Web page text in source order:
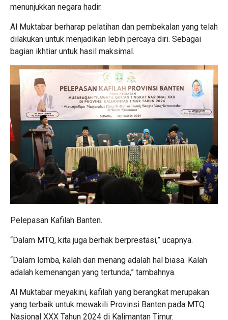
menunjukkan negara hadir.
Al Muktabar berharap pelatihan dan pembekalan yang telah
dilakukan untuk menjadikan lebih percaya diri. Sebagai
bagian ikhtiar untuk hasil maksimal.
Pelepasan Kafilah Banten.
“Dalam MTQ, kita juga berhak berprestasi,” ucapnya.
“Dalam lomba, kalah dan menang adalah hal biasa. Kalah
adalah kemenangan yang tertunda,” tambahnya.
Al Muktabar meyakini, kafilah yang berangkat merupakan
yang terbaik untuk mewakili Provinsi Banten pada MTQ
Nasional XXX Tahun 2024 di Kalimantan Timur.